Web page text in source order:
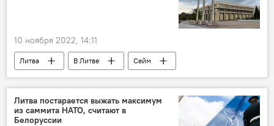
10 ноября 2022, 14:11
Литва В Литве
Сейм
Политика
Экономика
государственный бюджет
Литва постарается выжать максимум
из саммита НАТО, считают в
Белоруссии